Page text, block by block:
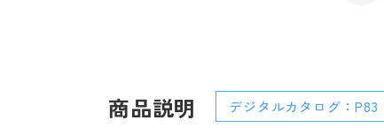
商品説明 デジタルカタログ：P83